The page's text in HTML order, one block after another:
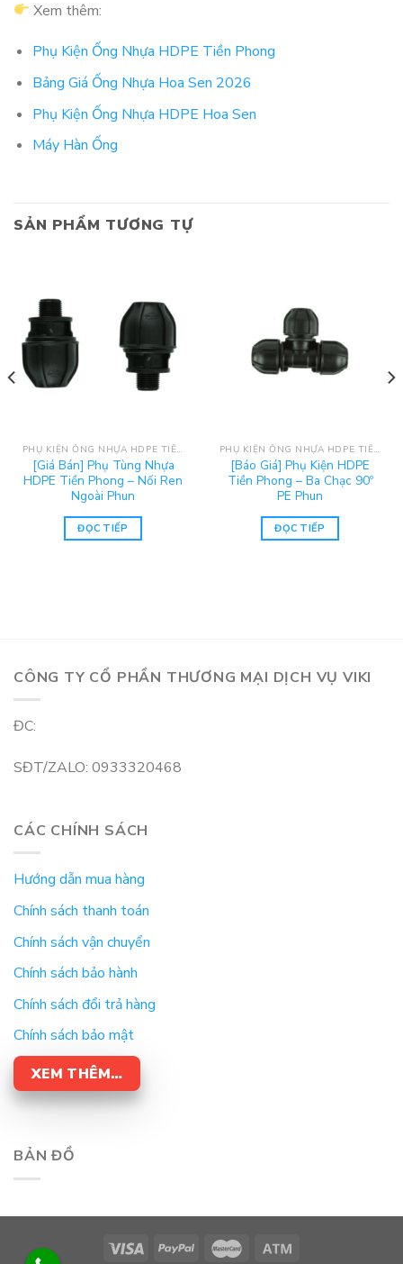
Xem thêm:
Phụ Kiện Ống Nhựa HDPE Tiền Phong
Bảng Giá Ống Nhựa Hoa Sen 2026
Phụ Kiện Ống Nhựa HDPE Hoa Sen
Máy Hàn Ống
SẢN PHẨM TƯƠNG TỰ
PHỤ KIỆN ỐNG NHỰA HDPE TIỀN PHONG
[Giá Bán] Phụ Tùng Nhựa
HDPE Tiền Phong – Nối Ren
Ngoài Phun
ĐỌC TIẾP
PHỤ KIỆN ỐNG NHỰA HDPE TIỀN PHONG
[Báo Giá] Phụ Kiện HDPE
Tiền Phong – Ba Chạc 90º
PE Phun
ĐỌC TIẾP
CÔNG TY CỔ PHẦN THƯƠNG MẠI DỊCH VỤ VIKI
ĐC:
SĐT/ZALO: 0933320468
CÁC CHÍNH SÁCH
Hướng dẫn mua hàng
Chính sách thanh toán
Chính sách vận chuyển
Chính sách bảo hành
Chính sách đổi trả hàng
Chính sách bảo mật
XEM THÊM…
BẢN ĐỒ